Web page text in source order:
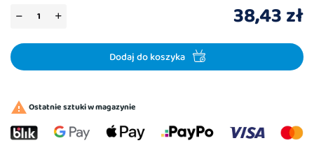
38,43 zł
Dodaj do koszyka
 Ostatnie sztuki w magazynie